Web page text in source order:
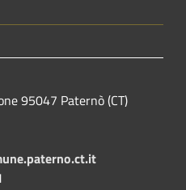
95047 Paternò (CT)